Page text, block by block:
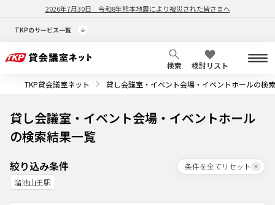
2026年7月30日 令和8年熊本地震により被災された皆さまへ
TKPのサービス一覧
検索
検討リスト
TKP貸会議室ネット
貸し会議室・イベント会場・イベントホールの検
貸し会議室・イベント会場・イベントホール
の検索結果一覧
絞り込み条件
条件を全てリセット
溜池山王駅